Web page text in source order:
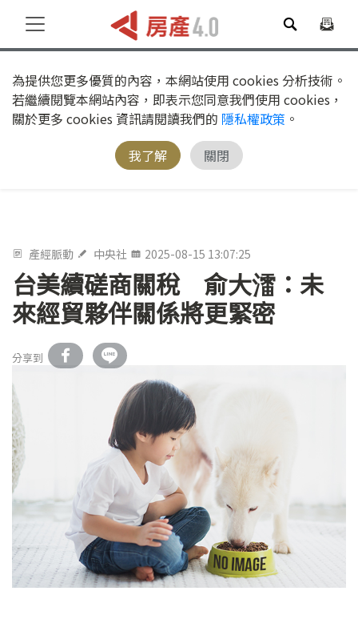
為提供您更多優質的內容，本網站使用 cookies 分析技術。
若繼續閱覽本網站內容，即表示您同意我們使用 cookies，
關於更多 cookies 資訊請閱讀我們的 隱私權政策 。
我了解
關閉
產經脈動 中央社 2025-08-15 13:07:25
台美續磋商關稅 俞大㵢：未
來經貿夥伴關係將更緊密
分享到